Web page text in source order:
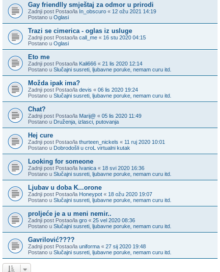
Gay friendlly smještaj za odmor u prirodi
Zadnji post Postao/la In_obscuro « 12 ožu 2021 14:19
Postano u Oglasi
Trazi se cimerica - oglas iz usluge
Zadnji post Postao/la call_me « 16 stu 2020 04:15
Postano u Oglasi
Eto me
Zadnji post Postao/la Kali666 « 21 lis 2020 12:14
Postano u Slučajni susreti, ljubavne poruke, nemam curu itd.
Možda ipak ima?
Zadnji post Postao/la devis « 06 lis 2020 19:24
Postano u Slučajni susreti, ljubavne poruke, nemam curu itd.
Chat?
Zadnji post Postao/la Marij@ « 05 lis 2020 11:49
Postano u Druženja, izlasci, putovanja
Hej cure
Zadnji post Postao/la thurteen_nickels « 11 ruj 2020 10:01
Postano u Dobrodošli u croL virtualni kutak
Looking for someone
Zadnji post Postao/la Ivanica « 18 svi 2020 16:36
Postano u Slučajni susreti, ljubavne poruke, nemam curu itd.
Ljubav u doba K...orone
Zadnji post Postao/la Honeypot « 18 ožu 2020 19:07
Postano u Slučajni susreti, ljubavne poruke, nemam curu itd.
proljeće je a u meni nemir..
Zadnji post Postao/la gro « 25 vel 2020 08:36
Postano u Slučajni susreti, ljubavne poruke, nemam curu itd.
Gavrilović????
Zadnji post Postao/la uniforma « 27 sij 2020 19:48
Postano u Slučajni susreti, ljubavne poruke, nemam curu itd.